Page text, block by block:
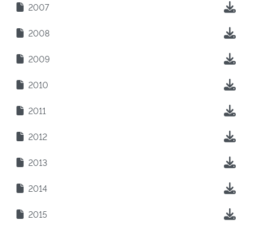
2007
2008
2009
2010
2011
2012
2013
2014
2015